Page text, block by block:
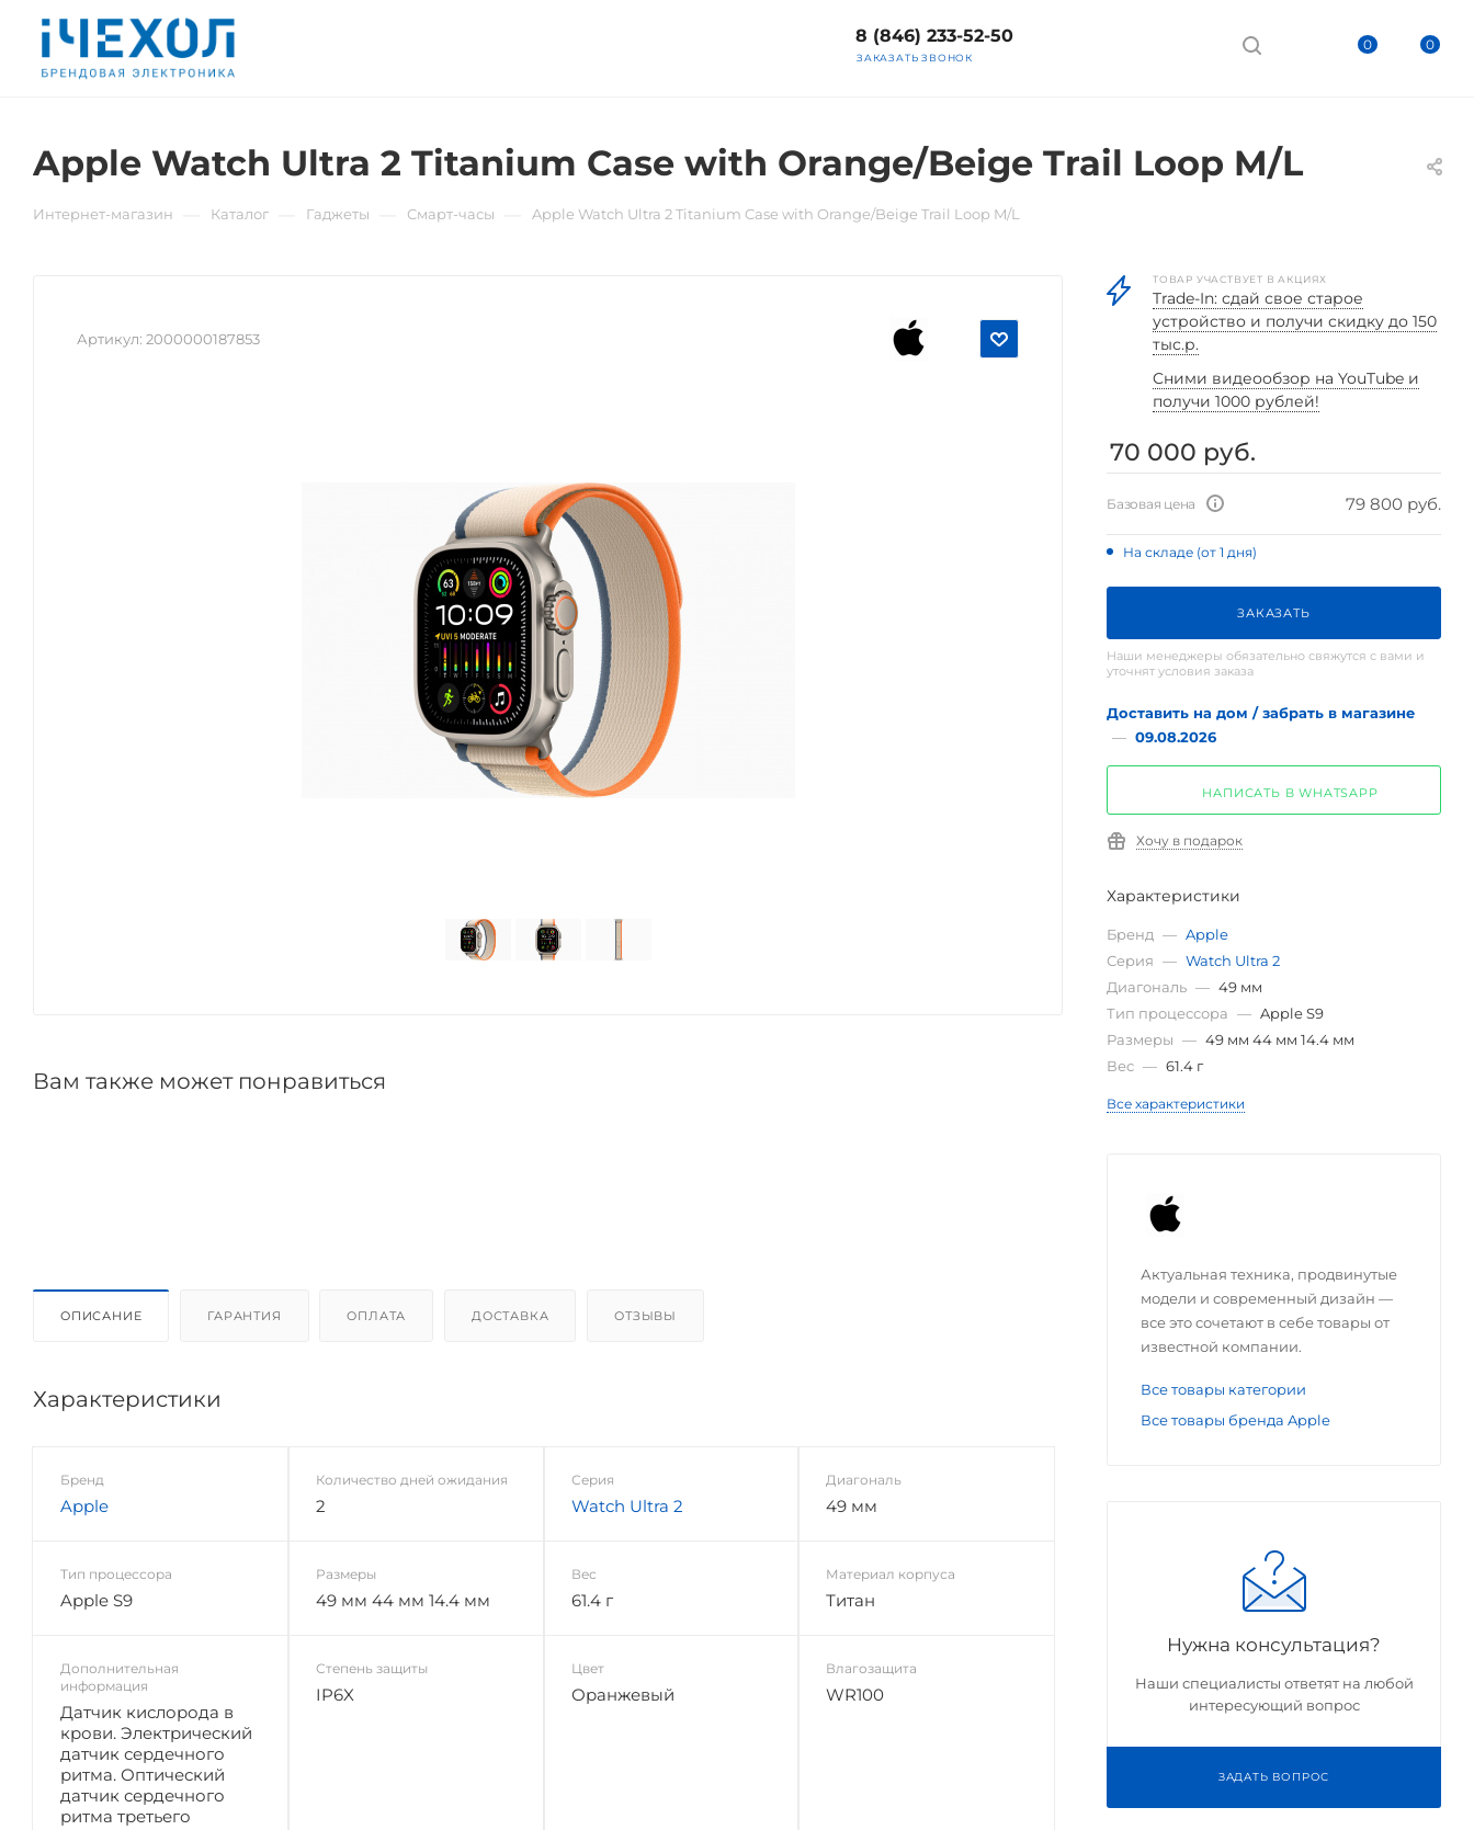
0 0
8 (846) 233-52-50
ЗАКАЗАТЬ ЗВОНОК
Apple Watch Ultra 2 Titanium Case with Orange/Beige Trail Loop M/L
Интернет-магазин Каталог Гаджеты Смарт-часы Apple Watch Ultra 2 Titanium Case with Orange/Beige Trail Loop M/L
Артикул: 2000000187853
Вам также может понравиться
ОПИСАНИЕ ГАРАНТИЯ ОПЛАТА ДОСТАВКА ОТЗЫВЫ
Характеристики
Бренд
Apple
Количество дней ожидания
2
Серия
Watch Ultra 2
Диагональ
49 мм
Тип процессора
Apple S9
Размеры
49 мм 44 мм 14.4 мм
Вес
61.4 г
Материал корпуса
Титан
Дополнительная
информация
Датчик кислорода в
крови. Электрический
датчик сердечного
ритма. Оптический
датчик сердечного
ритма третьего
Степень защиты
IP6X
Цвет
Оранжевый
Влагозащита
WR100
ТОВАР УЧАСТВУЕТ В АКЦИЯХ
Trade-In: сдай свое старое
устройство и получи скидку до 150
тыс.р.
Cними видеообзор на YouTube и
получи 1000 рублей!
70 000 руб.
Базовая цена 79 800 руб.
На складе (от 1 дня)
ЗАКАЗАТЬ
Наши менеджеры обязательно свяжутся с вами и
уточнят условия заказа
Доставить на дом / забрать в магазине
— 09.08.2026
НАПИСАТЬ В WHATSAPP
Хочу в подарок
Характеристики
Бренд — Apple
Серия — Watch Ultra 2
Диагональ — 49 мм
Тип процессора — Apple S9
Размеры — 49 мм 44 мм 14.4 мм
Вес — 61.4 г
Все характеристики
Актуальная техника, продвинутые
модели и современный дизайн —
все это сочетают в себе товары от
известной компании.
Все товары категории
Все товары бренда Apple
Нужна консультация?
Наши специалисты ответят на любой
интересующий вопрос
ЗАДАТЬ ВОПРОС